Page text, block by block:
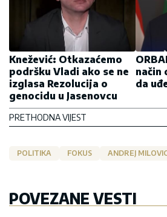
Knežević: Otkazaćemo
podršku Vladi ako se ne
izglasa Rezolucija o
genocidu u Jasenovcu
PRETHODNA VIJEST
način
da
POLITIKA FOKUS ANDREJ
POVEZANE VESTI